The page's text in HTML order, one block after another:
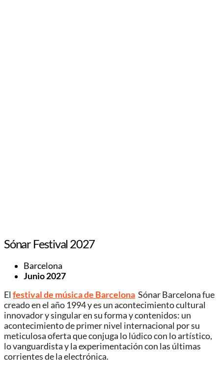
Sónar Festival 2027
Barcelona
Junio 2027
El festival de música de Barcelona Sónar Barcelona fue
creado en el año 1994 y es un acontecimiento cultural
innovador y singular en su forma y contenidos: un
acontecimiento de primer nivel internacional por su
meticulosa oferta que conjuga lo lúdico con lo artístico,
lo vanguardista y la experimentación con las últimas
corrientes de la electrónica.